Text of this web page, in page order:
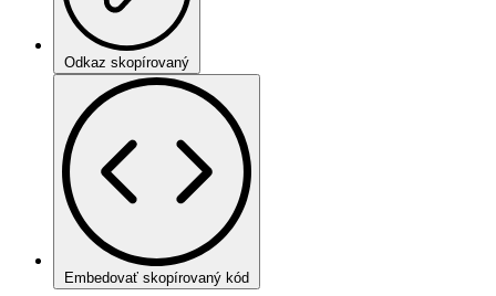
Odkaz skopírovaný
Embedovať skopírovaný kód